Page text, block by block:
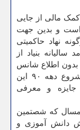
کمک مالی از جایی
است و بدین جهت
نهاد حاکمیتی
بنیاد از
اطلاع شانس
برنده و برگزاری همایش اعطا می شد اما از شروع دهه ۹۰ این
جایزه و معرفی
۱۴۰۱ تصریح کرد: امسال که شصتمین
دانش آموزی و